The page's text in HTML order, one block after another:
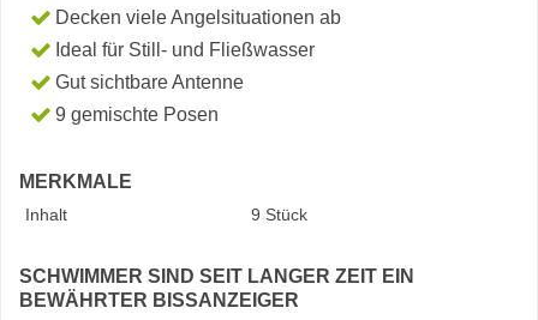
Decken viele Angelsituationen ab
Ideal für Still- und Fließwasser
Gut sichtbare Antenne
9 gemischte Posen
MERKMALE
Inhalt 9 Stück
SCHWIMMER SIND SEIT LANGER ZEIT EIN
BEWÄHRTER BISSANZEIGER